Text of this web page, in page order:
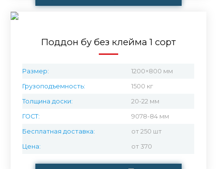
Поддон бу без клейма 1 сорт
Размер: 1200×800 мм
Грузоподъемность: 1500 кг
Толщина доски: 20-22 мм
ГОСТ: 9078-84 мм
Бесплатная доставка: от 250 шт
Цена: от 370